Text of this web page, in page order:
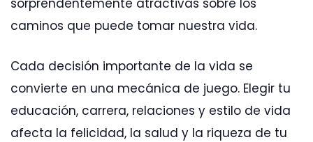
sorprendentemente atractivas sobre los
caminos que puede tomar nuestra vida.
Cada decisión importante de la vida se
convierte en una mecánica de juego. Elegir tu
educación, carrera, relaciones y estilo de vida
afecta la felicidad, la salud y la riqueza de tu